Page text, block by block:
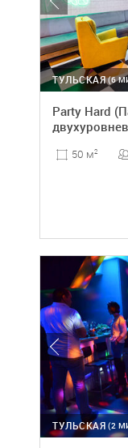
(6
ТУЛЬСКАЯ
Party Hard
50 м2
(2
ТУЛЬСКАЯ